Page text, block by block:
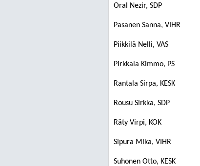
Oral Nezir, SDP
Pasanen Sanna, VIHR
Piikkilä Nelli, VAS
Pirkkala Kimmo, PS
Rantala Sirpa, KESK
Rousu Sirkka, SDP
Räty Virpi, KOK
Sipura Mika, VIHR
Suhonen Otto, KESK